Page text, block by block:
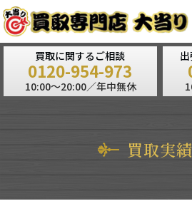
買取に関するご相談
0120-954-973
10:00～20:00／年中無休
買取実績